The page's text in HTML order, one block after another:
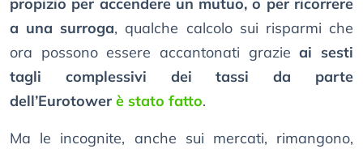
propizio per accendere un mutuo, o per ricorrere
a una surroga, qualche calcolo sui risparmi che
ora possono essere accantonati grazieai sesti
tagli complessivi dei tassi da parte
dell’Eurotower è stato fatto.
Ma le incognite, anche sui mercati, rimangono,